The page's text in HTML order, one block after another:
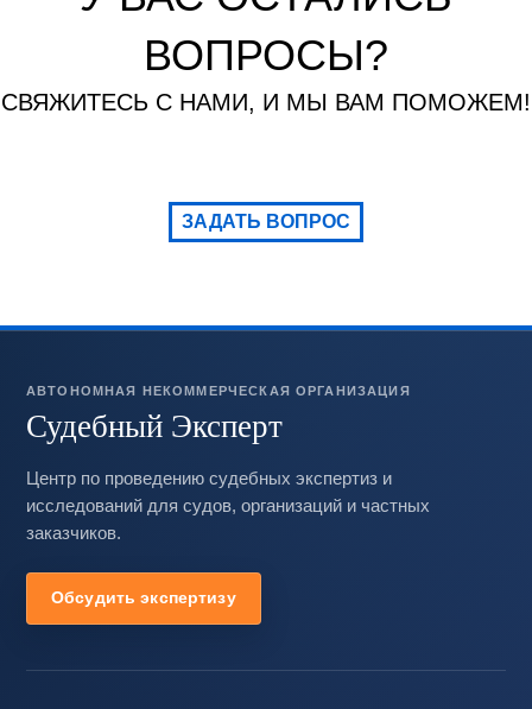
ВОПРОСЫ?
СВЯЖИТЕСЬ С НАМИ, И МЫ ВАМ ПОМОЖЕМ!
ЗАДАТЬ ВОПРОС
АВТОНОМНАЯ НЕКОММЕРЧЕСКАЯ ОРГАНИЗАЦИЯ
Судебный Эксперт
Центр по проведению судебных экспертиз и
исследований для судов, организаций и частных
заказчиков.
Обсудить экспертизу